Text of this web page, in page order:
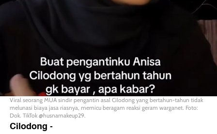
Viral seorang MUA sindir pengantin asal Cilodong yang bertahun-tahun tidak
melunasi biaya jasa riasnya, memicu beragam reaksi geram warganet. Foto:
Dok. TikTok @husnamakeup29.
Cilodong -